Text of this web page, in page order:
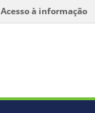
Acesso à informação